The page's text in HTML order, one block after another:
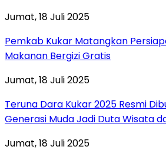
Jumat, 18 Juli 2025
Pemkab Kukar Matangkan
Makanan Bergizi Gratis
Jumat, 18 Juli 2025
Teruna Dara Kukar 2025 Resmi
Generasi Muda Jadi Duta Wisata
Jumat, 18 Juli 2025